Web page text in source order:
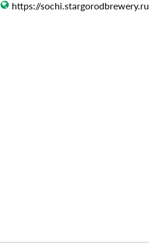
https://sochi.stargorodbrewery.ru